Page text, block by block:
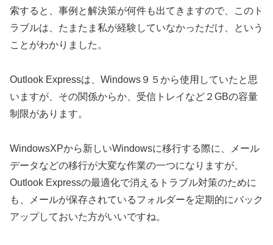
索すると、事例と解決策が何件も出てきますので、このト
ラブルは、たまたま私が経験していなかっただけ、という
ことがわかりました。
Outlook Expressは、Windows９５から使用していたと思
いますが、その関係からか、受信トレイなど２GBの容量
制限があります。
WindowsXPから新しいWindowsに移行する際に、メール
データなどの移行が大変な作業の一つになりますが、
Outlook Expressの最適化で消えるトラブル対策のために
も、メールが保存されているフォルダーを定期的にバック
アップしておいた方がいいですね。